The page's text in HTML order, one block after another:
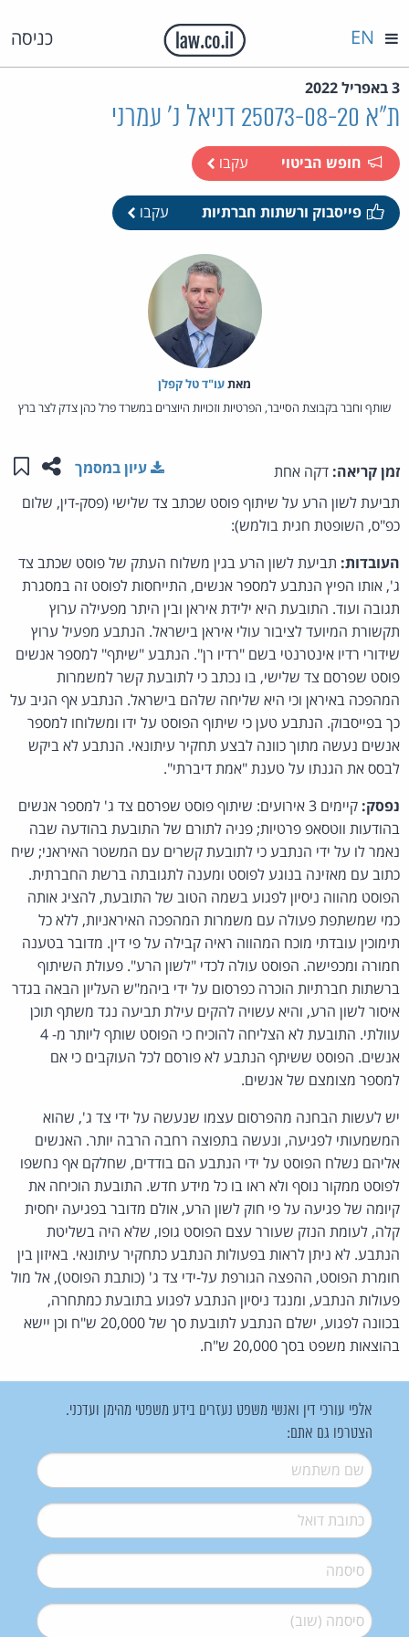
כניסה EN
3 באפריל 2022
ת"א 25073-08-20 דניאל נ' עמרני
חופש הביטוי עקבו
פייסבוק ורשתות חברתיות עקבו
מאת‏עו"ד טל קפלן
שותף וחבר בקבוצת הסייבר, הפרטיות וזכויות היוצרים במשרד פרל כהן צדק לצר ברץ
זמן קריאה: דקה אחת שתפו
עיון במסמך
תביעת לשון הרע על שיתוף פוסט שכתב צד שלישי (פסק-דין, שלום
כפ"ס, השופטת חגית בולמש):
העובדות: תביעת לשון הרע בגין משלוח העתק של פוסט שכתב צד
ג', אותו הפיץ הנתבע למספר אנשים, התייחסות לפוסט זה במסגרת
תגובה ועוד. התובעת היא ילידת איראן ובין היתר מפעילה ערוץ
תקשורת המיועד לציבור עולי איראן בישראל. הנתבע מפעיל ערוץ
שידורי רדיו אינטרנטי בשם "רדיו רן". הנתבע "שיתף" למספר אנשים
פוסט שפרסם צד שלישי, בו נכתב כי לתובעת קשר למשמרות
המהפכה באיראן וכי היא שליחה שלהם בישראל. הנתבע אף הגיב על
כך בפייסבוק. הנתבע טען כי שיתוף הפוסט על ידו ומשלוחו למספר
אנשים נעשה מתוך כוונה לבצע תחקיר עיתונאי. הנתבע לא ביקש
לבסס את הגנתו על טענת "אמת דיברתי".
נפסק:
קיימים 3 אירועים: שיתוף פוסט שפרסם צד ג' למספר אנשים
בהודעות ווטסאפ פרטיות; פניה לתורם של התובעת בהודעה שבה
נאמר לו על ידי הנתבע כי לתובעת קשרים עם המשטר האיראני; שיח
כתוב עם מאזינה בנוגע לפוסט ומענה לתגובתה ברשת החברתית.
הפוסט מהווה ניסיון לפגוע בשמה הטוב של התובעת, להציג אותה
כמי שמשתפת פעולה עם משמרות המהפכה האיראניות, ללא כל
תימוכין עובדתי מוכח המהווה ראיה קבילה על פי דין. מדובר בטענה
חמורה ומכפישה. הפוסט עולה לכדי "לשון הרע". פעולת השיתוף
ברשתות חברתיות הוכרה כפרסום על ידי ביהמ"ש העליון הבאה בגדר
איסור לשון הרע, והיא עשויה להקים עילת תביעה נגד משתף תוכן
עוולתי. התובעת לא הצליחה להוכיח כי הפוסט שותף ליותר מ- 4
אנשים. הפוסט ששיתף הנתבע לא פורסם לכל העוקבים כי אם
למספר מצומצם של אנשים.
יש לעשות הבחנה מהפרסום עצמו שנעשה על ידי צד ג', שהוא
המשמעותי לפגיעה, ונעשה בתפוצה רחבה הרבה יותר. האנשים
אליהם נשלח הפוסט על ידי הנתבע הם בודדים, שחלקם אף נחשפו
לפוסט ממקור נוסף ולא ראו בו כל מידע חדש. התובעת הוכיחה את
קיומה של פגיעה על פי חוק לשון הרע, אולם מדובר בפגיעה יחסית
קלה, לעומת הנזק שעורר עצם הפוסט גופו, שלא היה בשליטת
הנתבע. לא ניתן לראות בפעולות הנתבע כתחקיר עיתונאי. באיזון בין
חומרת הפוסט, ההפצה הגורפת על-ידי צד ג' (כותבת הפוסט), אל מול
פעולות הנתבע, ומנגד ניסיון הנתבע לפגוע בתובעת כמתחרה,
בכוונה לפגוע, ישלם הנתבע לתובעת סך של 20,000 ש"ח וכן יישא
בהוצאות משפט בסך 20,000 ש"ח.
אלפי עורכי דין ואנשי משפט נעזרים בידע משפטי מהימן ועדכני.
הצטרפו גם אתם:
שם משתמש*
דואל*
סיסמה*
סיסמה (שוב)*